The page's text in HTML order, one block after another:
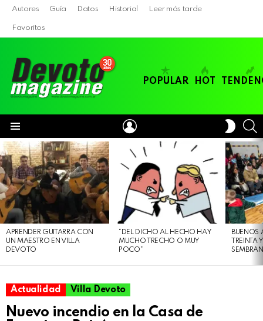
Autores Guía Datos Historial Leer más tarde
Favoritos
POPULAR HOT
SKIN
LATEST
STORIES
APRENDER GUITARRA CON
UN MAESTRO EN VILLA
DEVOTO
“DEL DICHO AL HECHO HAY
MUCHO TRECHO O MUY
POCO”
BUENOS
Actualidad Villa Devoto
Nuevo incendio en la Casa de